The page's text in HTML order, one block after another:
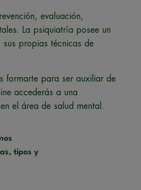
evaluación,
La psiquiatría posee un
propias técnicas de
formarte para ser auxiliar de
accederás a una
el área de salud mental.
tipos y